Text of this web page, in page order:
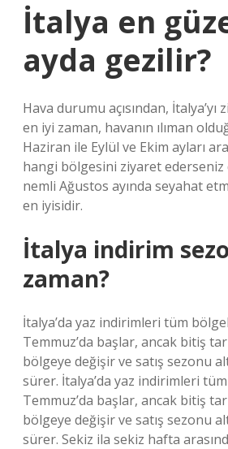
İtalya en
ayda gezilir?
Hava durumu açısından,
en iyi zaman, havanın ılıman
Haziran ile Eylül ve Ekim ayları
hangi bölgesini ziyaret ederseniz
nemli Ağustos ayında seyahat
en iyisidir.
İtalya indirim
zaman?
İtalya’da yaz indirimleri tüm
Temmuz’da başlar, ancak bitiş
bölgeye değişir ve satış sezonu
sürer. İtalya’da yaz indirimleri
Temmuz’da başlar, ancak bitiş
bölgeye değişir ve satış sezonu
sürer. Sekiz ila sekiz hafta